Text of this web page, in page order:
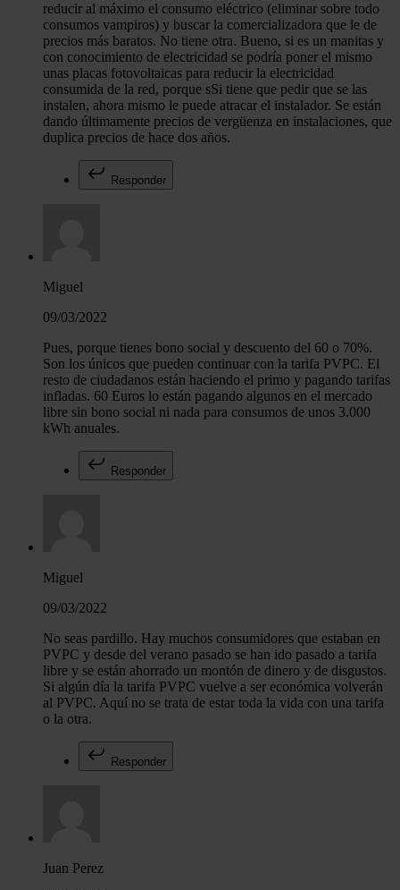
reducir al máximo el consumo eléctrico (eliminar sobre todo
consumos vampiros) y buscar la comercializadora que le de
precios más baratos. No tiene otra. Bueno, si es un manitas y
con conocimiento de electricidad se podría poner el mismo
unas placas fotovoltaicas para reducir la electricidad
consumida de la red, porque sSi tiene que pedir que se las
instalen, ahora mismo le puede atracar el instalador. Se están
dando últimamente precios de vergüenza en instalaciones, que
duplica precios de hace dos años.
Responder
Miguel
09/03/2022
Pues, porque tienes bono social y descuento del 60 o 70%.
Son los únicos que pueden continuar con la tarifa PVPC. El
resto de ciudadanos están haciendo el primo y pagando tarifas
infladas. 60 Euros lo están pagando algunos en el mercado
libre sin bono social ni nada para consumos de unos 3.000
kWh anuales.
Responder
Miguel
09/03/2022
No seas pardillo. Hay muchos consumidores que estaban en
PVPC y desde del verano pasado se han ido pasado a tarifa
libre y se están ahorrado un montón de dinero y de disgustos.
Si algún día la tarifa PVPC vuelve a ser económica volverán
al PVPC. Aquí no se trata de estar toda la vida con una tarifa
o la otra.
Responder
Juan Perez